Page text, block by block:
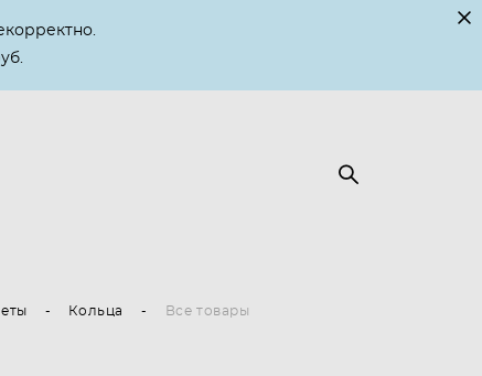
- Кольца - Все товары